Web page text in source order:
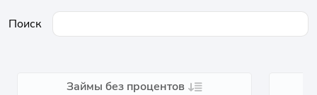
Поиск
Займы без процентов